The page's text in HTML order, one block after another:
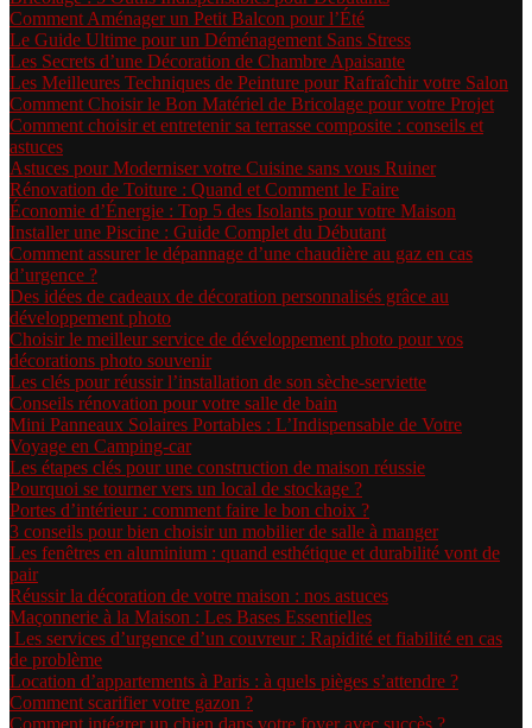
Comment Aménager un Petit Balcon pour l’Été
Le Guide Ultime pour un Déménagement Sans Stress
Les Secrets d’une Décoration de Chambre Apaisante
Les Meilleures Techniques de Peinture pour Rafraîchir votre Salon
Comment Choisir le Bon Matériel de Bricolage pour votre Projet
Comment choisir et entretenir sa terrasse composite : conseils et
astuces
Astuces pour Moderniser votre Cuisine sans vous Ruiner
Rénovation de Toiture : Quand et Comment le Faire
Économie d’Énergie : Top 5 des Isolants pour votre Maison
Installer une Piscine : Guide Complet du Débutant
Comment assurer le dépannage d’une chaudière au gaz en cas
d’urgence ?
Des idées de cadeaux de décoration personnalisés grâce au
développement photo
Choisir le meilleur service de développement photo pour vos
décorations photo souvenir
Les clés pour réussir l’installation de son sèche-serviette
Conseils rénovation pour votre salle de bain
Mini Panneaux Solaires Portables : L’Indispensable de Votre
Voyage en Camping-car
Les étapes clés pour une construction de maison réussie
Pourquoi se tourner vers un local de stockage ?
Portes d’intérieur : comment faire le bon choix ?
3 conseils pour bien choisir un mobilier de salle à manger
Les fenêtres en aluminium : quand esthétique et durabilité vont de
pair
Réussir la décoration de votre maison : nos astuces
Maçonnerie à la Maison : Les Bases Essentielles
Les services d’urgence d’un couvreur : Rapidité et fiabilité en cas
de problème
Location d’appartements à Paris : à quels pièges s’attendre ?
Comment scarifier votre gazon ?
Comment intégrer un chien dans votre foyer avec succès ?